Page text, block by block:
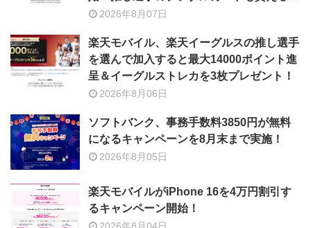
2026年8月07日
楽天モバイル、楽天イーグルスの推し選手
を選んで加入すると最大14000ポイント進
呈＆イーグルストレカを3枚プレゼント！
2026年8月06日
ソフトバンク、事務手数料3850円が無料
になるキャンペーンを8月末まで実施！
2026年8月05日
楽天モバイルがiPhone 16を4万円割引す
るキャンペーン開始！